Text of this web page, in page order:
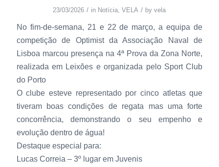
23/03/2026 / in Notícia,VELA / byvela
No fim-de-semana, 21 e 22 de março, a equipa de
competição de Optimist da Associação Naval de
Lisboa marcou presença na 4ª Prova da Zona Norte,
realizada em Leixões e organizada pelo Sport Club
do Porto
O clube esteve representado por cinco atletas que
tiveram boas condições de regata mas uma forte
concorrência, demonstrando o seu empenho e
evolução dentro de água!
Destaque especial para:
Lucas Correia – 3º lugar em Juvenis